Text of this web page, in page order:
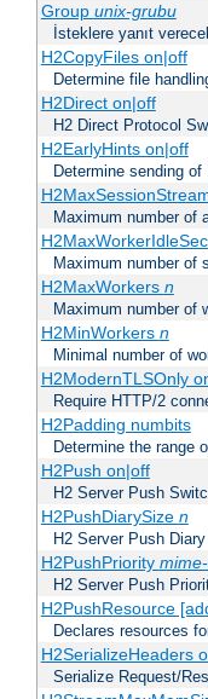
Group unix-grubu
İsteklere yanıt
H2CopyFiles on|off
Determine file
H2Direct on|off
H2 Direct Protocol
H2EarlyHints on|off
Determine sending
Maximum number of
Maximum number of
H2MaxWorkers n
Maximum number of
H2MinWorkers n
Minimal number of
H2ModernTLSOnly
Require HTTP/2
H2Padding numbits
Determine the range
H2Push on|off
H2 Server Push
H2PushDiarySize n
H2 Server Push
H2PushPriority
H2 Server Push
H2PushResource
Declares resources
H2SerializeHeaders
Serialize Request/